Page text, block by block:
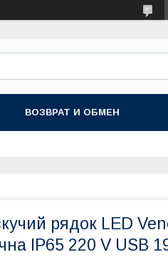
ВОЗВРАТ И ОБМЕН
рядок LED
IP65 220 V USB